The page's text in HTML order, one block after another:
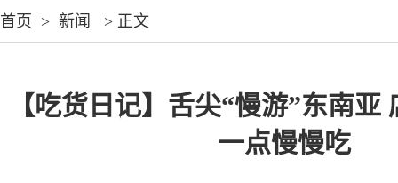
首页 > 新闻 > 正文
【吃货日记】舌尖“慢游”东南亚
一点慢慢吃